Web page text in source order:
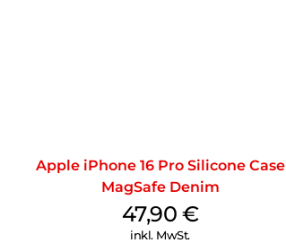
Apple iPhone 16 Pro Silicone Case
MagSafe Denim
47,90 €
inkl. MwSt.